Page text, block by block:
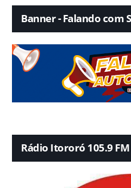
Banner - Falando com
Rádio Itororó 105.9 FM